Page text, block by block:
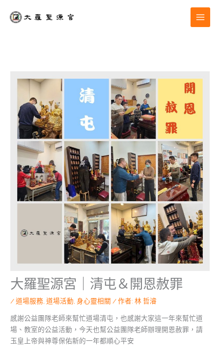
大羅聖源宮｜清屯＆開恩赦罪
/道場服務 ,道場活動 ,身心靈相關 / 作者:林 哲濬
感謝公益團隊老師來幫忙道場清屯，也感謝大家這一年來幫忙道
場、教室的公益活動，今天也幫公益團隊老師辦理開恩赦罪，請
玉皇上帝與神尊保佑新的一年都順心平安